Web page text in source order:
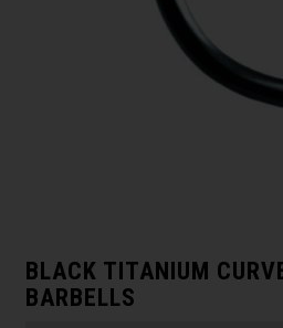
BLACK TITANIUM
BARBELLS